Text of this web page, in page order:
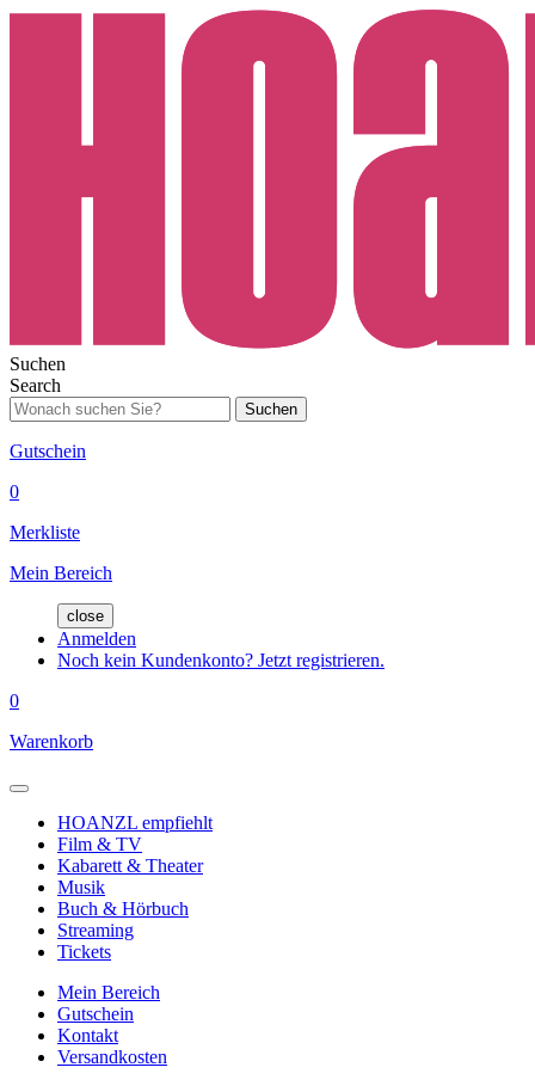
Suchen
Search
Suchen
Gutschein
0
Merkliste
Mein Bereich
close
Anmelden
Noch kein Kundenkonto? Jetzt registrieren.
0
Warenkorb
HOANZL empfiehlt
Film & TV
Kabarett & Theater
Musik
Buch & Hörbuch
Streaming
Tickets
Mein Bereich
Gutschein
Kontakt
Versandkosten